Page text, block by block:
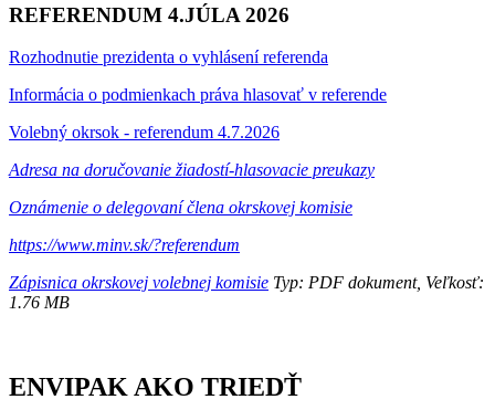
REFERENDUM 4.JÚLA 2026
Rozhodnutie prezidenta o vyhlásení referenda
Informácia o podmienkach práva hlasovať v referende
Volebný okrsok - referendum 4.7.2026
Adresa na doručovanie žiadostí-hlasovacie preukazy
Oznámenie o delegovaní člena okrskovej komisie
https://www.minv.sk/?referendum
Zápisnica okrskovej volebnej komisie Typ: PDF dokument, Veľkosť:
1.76 MB
ENVIPAK AKO TRIEDŤ